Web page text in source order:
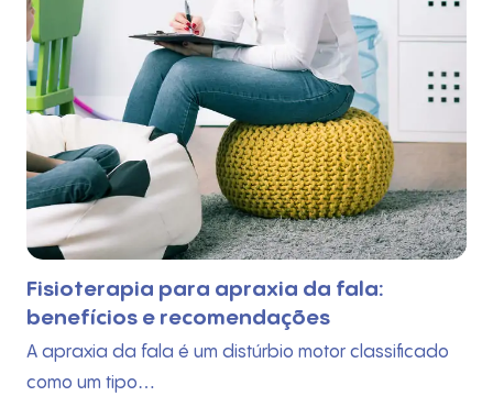
Fisioterapia para apraxia da fala:
benefícios e recomendações
A apraxia da fala é um distúrbio motor classificado
como um tipo…